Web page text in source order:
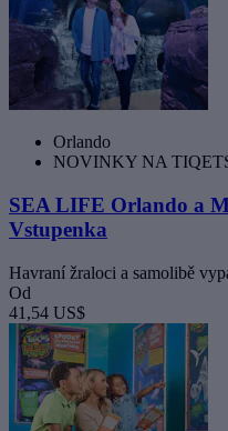
Orlando
NOVINKY NA
SEA LIFE Orlando a
Vstupenka
Havraní žraloci a samolibě
Od
41,54 US$